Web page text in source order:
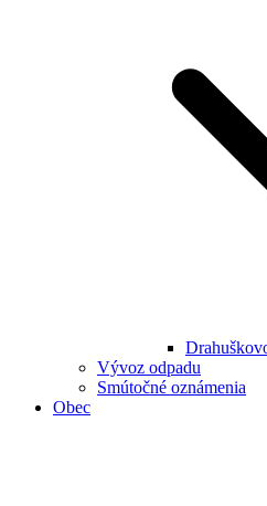
Vývoz odpadu
Smútočné oznámenia
Obec